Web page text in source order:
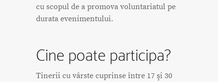
cu scopul de a promova voluntariatul pe
durata evenimentului.
Cine poate participa?
Tinerii cu vârste cuprinse între 17 şi 30